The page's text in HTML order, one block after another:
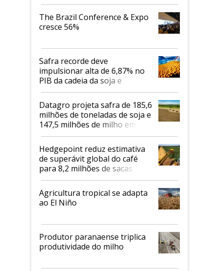
The Brazil Conference & Expo
cresce 56%
Safra recorde deve
impulsionar alta de 6,87% no
PIB da cadeia da soja e
biodiesel em 2026
Datagro projeta safra de 185,6
milhões de toneladas de soja e
147,5 milhões de milho em
2026/27
Hedgepoint reduz estimativa
de superávit global do café
para 8,2 milhões de sacas
Agricultura tropical se adapta
ao El Niño
Produtor paranaense triplica
produtividade do milho